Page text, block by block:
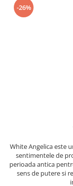
Arte Divinatorii
Astrologie
Parapsihologie
Ramtha
Audiobook
-26%
White Angelica este
sentimentele de
perioada antica
sens de putere si